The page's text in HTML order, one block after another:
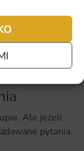
Ale jeżeli
pytania.